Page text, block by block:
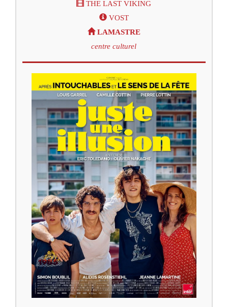
THE LAST VIKING
VOST
LAMASTRE
centre culturel